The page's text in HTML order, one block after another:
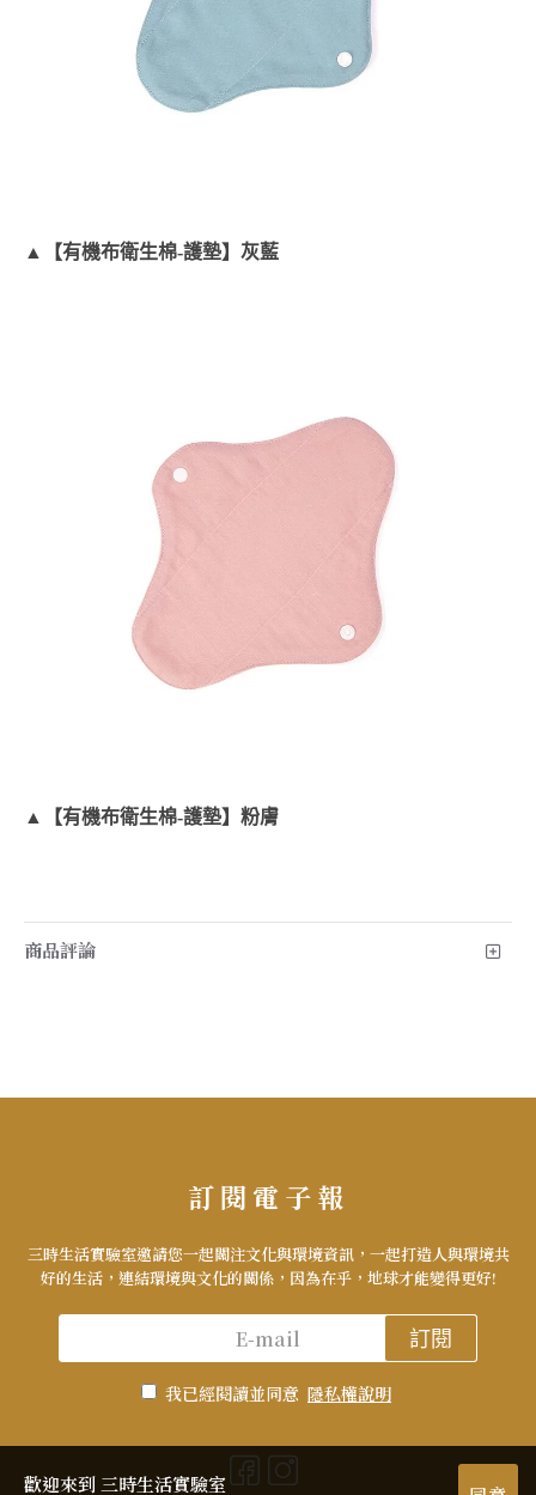
▲【有機布衛生棉-護墊】灰藍
▲【有機布衛生棉-護墊】粉膚
商品評論
訂閱電子報
三時生活實驗室邀請您一起關注文化與環境資訊，一起打造人與環境共
好的生活，連結環境與文化的關係，因為在乎，地球才能變得更好!
訂閱
我已經閱讀並同意 隱私權說明
歡迎來到 三時生活實驗室